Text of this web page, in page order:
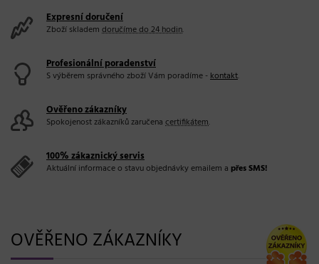
Expresní doručení
Zboží skladem doručíme do 24 hodin.
Profesionální poradenství
S výběrem správného zboží Vám poradíme -kontakt.
Ověřeno zákazníky
Spokojenost zákazníků zaručena certifikátem.
100% zákaznický servis
Aktuální informace o stavu objednávky emailem a přes SMS!
OVĚŘENO ZÁKAZNÍKY